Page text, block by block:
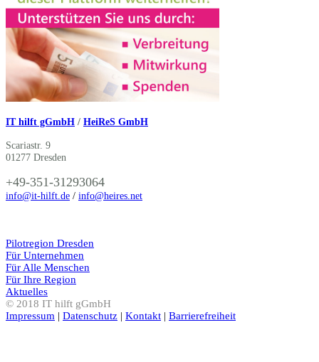
IT hilft gGmbH / HeiReS GmbH
Scariastr. 9
01277 Dresden
+49-351-31293064
info@it-hilft.de / info@heires.net
Pilotregion Dresden
Für Unternehmen
Für Alle Menschen
Für Ihre Region
Aktuelles
© 2018 IT hilft gGmbH
Impressum | Datenschutz | Kontakt | Barrierefreiheit